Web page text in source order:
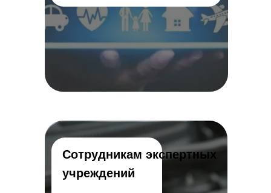
Сотрудникам экспертных
учреждений